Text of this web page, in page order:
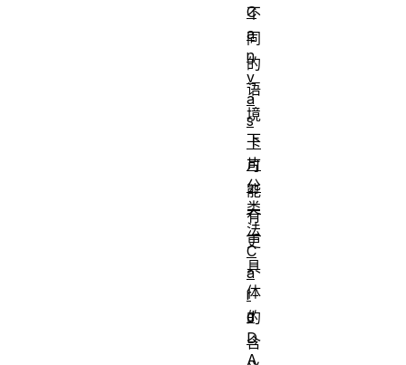
不
同
的
语
境
下
可
能
有
更
具
体
的
含
C
a
n
v
a
s
卡
片
分
类
法
C
a
r
d
D
A